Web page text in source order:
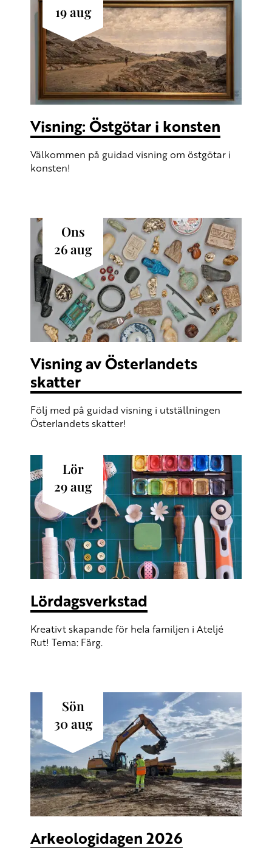
19aug
Visning: Östgötar i konsten
Välkommen på guidad visning om östgötar i
konsten!
ons
26aug
Visning av Österlandets
skatter
Följ med på guidad visning i utställningen
Österlandets skatter!
lör
29aug
Lördagsverkstad
Kreativt skapande för hela familjen i Ateljé
Rut! Tema: Färg.
sön
30aug
Arkeologidagen 2026